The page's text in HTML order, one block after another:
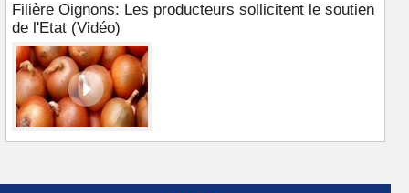
Filière Oignons: Les producteurs sollicitent le soutien
de l'Etat (Vidéo)